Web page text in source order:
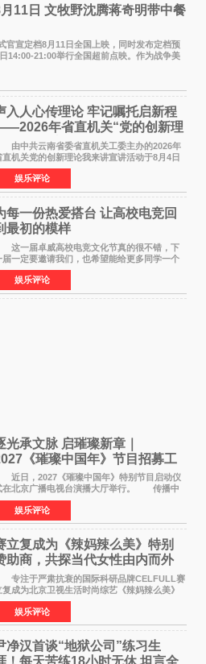
11日 文牧野沈腾蒋奇明带中餐
宣定档8月11日全国上映，同时发布定档预
14:00-21:00举行全国超前点映。作为战争美
（沈腾
入人心传理论 牢记嘱托启新程
年省直机关“党的创新理
论我来讲”宣讲活动圆满落幕
中共云南省委省直机关工委主办的2026年
直机关党的创新理论我来讲宣讲活动于8月4日
5日在昆明举办。活动以 "牢记嘱托 感恩奋进
创云南发展新局面 "为主题，坚持以新时代中国
色社会主义
娱乐评论
每一份热爱搭台 让高校电竞回
最初的模样
一届卓威高校电竞文化节真的很不错，下
届一定要邀请我们，也希望能给更多同学一个
到现场的机会。 2026卓威高校电竞文化节
经落下帷幕，在活动结束后，仍有不少高校电
社负责人和现
娱乐评论
光承文脉 启璀璨新章｜
《璀璨中国年》节目招募工
作圆满启动
日，2027《璀璨中国年》特别节目启动仪
在北京广播电视台演播大厅举行。 传播中
优秀传统文化，弘扬纯正国风艺术，打造高规
、高质感、正能量的文艺盛典，是璀璨中国年
志不渝的初心
娱乐评论
立复成为《辣妈辣么美》特别
助商，共探当代女性由内而外
活力美
注于严肃抗衰的国际科研品牌CELFULL赛
复成为北京卫视生活时尚综艺《辣妈辣么美》
特别赞助商,明星辣妈袁咏仪倾情参与，向广大
市女性传递健康生活新主张，寄语当代女性在
庭与自我之间
娱乐评论
净汉首谈“地狱公司”练习生